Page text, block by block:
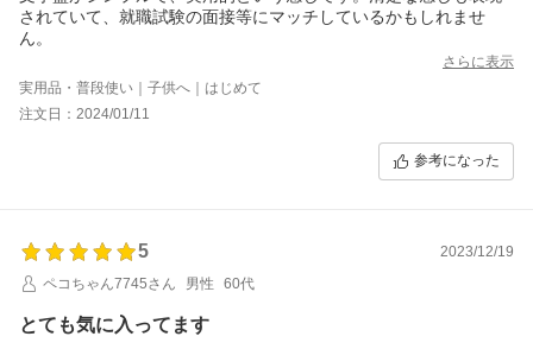
されていて、就職試験の面接等にマッチしているかもしれませ
ん。
さらに表示
実用品・普段使い｜子供へ｜はじめて
注文日：2024/01/11
参考になった
5
2023/12/19
ペコちゃん7745さん
男性 60代
とても気に入ってます